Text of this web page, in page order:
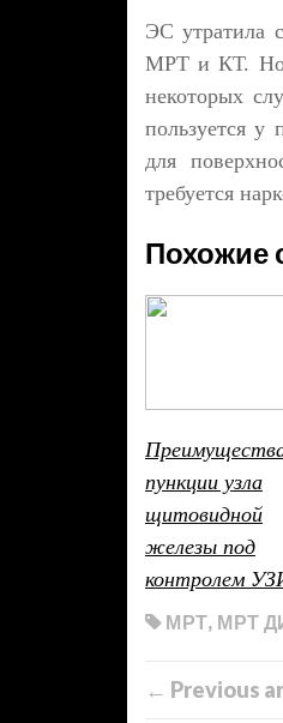
ЭС утратила
МРТ и КТ. Но
некоторых
пользуется у
для
требуется
Похожие
пункции узла
щитовидной
железы под
контролем
МРТ, МРТ
← Previous